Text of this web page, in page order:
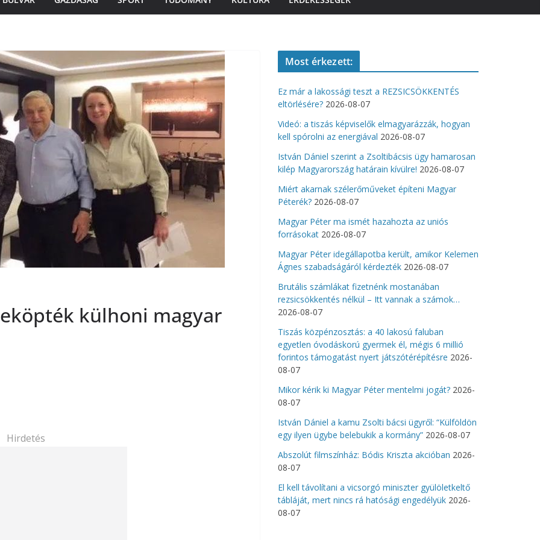
külhoni magyar
Hirdetés
Most érkezett:
Ez már a lakossági teszt a REZSICSÖKKENTÉS
eltörlésére? 2026-08-07
Videó: a tiszás képviselők elmagyarázzák, hogyan
kell spórolni az energiával 2026-08-07
István Dániel szerint a Zsoltibácsis ügy hamarosan
kilép Magyarország határain kívülre! 2026-08-07
Miért akarnak szélerőműveket építeni Magyar
Péterék? 2026-08-07
Magyar Péter ma ismét hazahozta az uniós
forrásokat 2026-08-07
Magyar Péter idegállapotba került, amikor Kelemen
Ágnes szabadságáról kérdezték 2026-08-07
Brutális számlákat fizetnénk mostanában
rezsicsökkentés nélkül – Itt vannak a számok…
2026-08-07
Tiszás közpénzosztás: a 40 lakosú faluban
egyetlen óvodáskorú gyermek él, mégis 6 millió
forintos támogatást nyert játszótérépítésre 2026-
08-07
Mikor kérik ki Magyar Péter mentelmi jogát? 2026-
08-07
István Dániel a kamu Zsolti bácsi ügyről: “Külföldön
egy ilyen ügybe belebukik a kormány” 2026-08-07
Abszolút filmszínház: Bódis Kriszta akcióban 2026-
08-07
El kell távolítani a vicsorgó miniszter gyülöletkeltő
tábláját, mert nincs rá hatósági engedélyük 2026-
08-07